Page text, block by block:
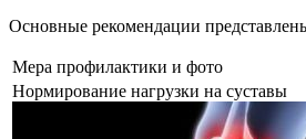
Основные рекомендации
Мера профилактики и фото
Нормирование нагрузки на суставы